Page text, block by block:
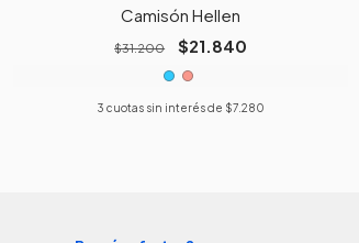
Camisón Hellen
$31.200 $21.840
3 cuotas sin interés de $7.280